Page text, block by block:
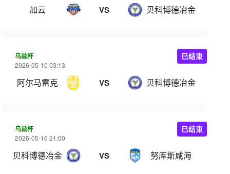
加云 VS 贝科博德冶金
乌兹杯
2026-05-10 03:13
阿尔马雷克 VS 贝科博德冶金
已结束
乌兹杯
2026-05-16 21:00
贝科博德冶金 VS 努库斯咸海
已结束